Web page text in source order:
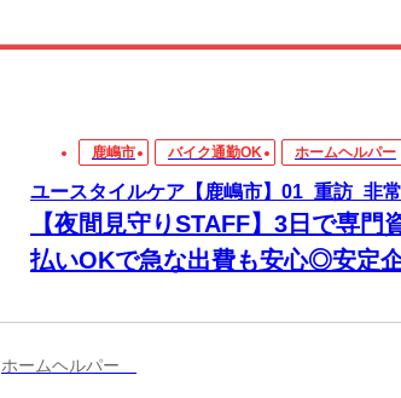
鹿嶋市 バイク通勤OK ホームヘルパー
ユースタイルケア【鹿嶋市】01_重訪_非
【夜間見守りSTAFF】3日で専門
払いOKで急な出費も安心◎安定
ホームヘルパー